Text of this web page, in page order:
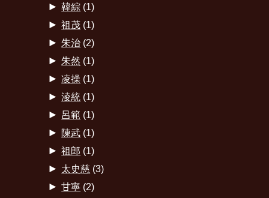
► 韓綜 (1)
► 祖茂 (1)
► 朱治 (2)
► 朱然 (1)
► 凌操 (1)
► 淩統 (1)
► 呂範 (1)
► 陳武 (1)
► 祖郎 (1)
► 太史慈 (3)
► 甘寧 (2)